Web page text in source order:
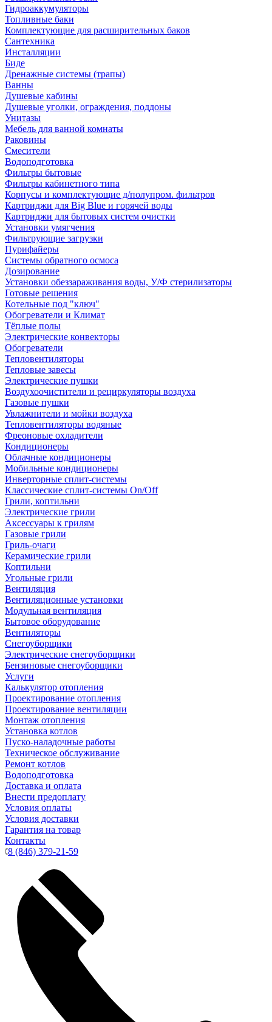
Гидроаккумуляторы
Топливные баки
Комплектующие для расширительных баков
Сантехника
Инсталляции
Биде
Дренажные системы (трапы)
Ванны
Душевые кабины
Душевые уголки, ограждения, поддоны
Унитазы
Мебель для ванной комнаты
Раковины
Смесители
Водоподготовка
Фильтры бытовые
Фильтры кабинетного типа
Корпусы и комплектующие д/полупром. фильтров
Картриджи для Big Blue и горячей воды
Картриджи для бытовых систем очистки
Установки умягчения
Фильтрующие загрузки
Пурифайеры
Системы обратного осмоса
Дозирование
Установки обеззараживания воды, У/Ф стерилизаторы
Готовые решения
Котельные под "ключ"
Обогреватели и Климат
Тёплые полы
Электрические конвекторы
Обогреватели
Тепловентиляторы
Тепловые завесы
Электрические пушки
Воздухоочистители и рециркуляторы воздуха
Газовые пушки
Увлажнители и мойки воздуха
Тепловентиляторы водяные
Фреоновые охладители
Кондиционеры
Облачные кондиционеры
Мобильные кондиционеры
Инверторные сплит-системы
Классические сплит-системы On/Off
Грили, коптильни
Электрические грили
Аксессуары к грилям
Газовые грили
Гриль-очаги
Керамические грили
Коптильни
Угольные грили
Вентиляция
Вентиляционные установки
Модульная вентиляция
Бытовое оборудование
Вентиляторы
Снегоуборщики
Электрические снегоуборщики
Бензиновые снегоуборщики
Услуги
Калькулятор отопления
Проектирование отопления
Проектирование вентиляции
Монтаж отопления
Установка котлов
Пуско-наладочные работы
Техническое обслуживание
Ремонт котлов
Водоподготовка
Доставка и оплата
Внести предоплату
Условия оплаты
Условия доставки
Гарантия на товар
Контакты
8 (846) 379-21-59